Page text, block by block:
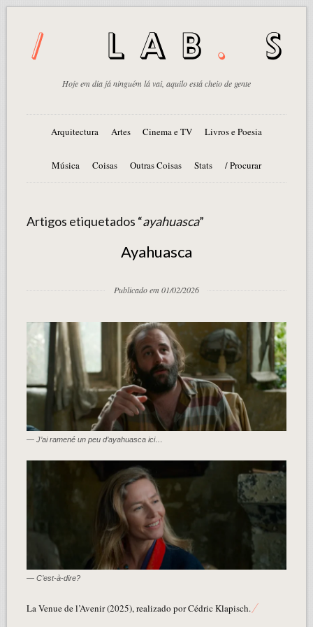
Hoje em dia já ninguém lá vai, aquilo está cheio de gente
Arquitectura Artes Cinema e TV Livros e Poesia
Música Coisas Outras Coisas Stats / Procurar
Artigos etiquetados “ayahuasca”
Ayahuasca
Publicado em 01/02/2026
— J’ai ramené un peu d’ayahuasca ici…
— C’est-à-dire?
La Venue de l’Avenir (2025), realizado por Cédric Klapisch.